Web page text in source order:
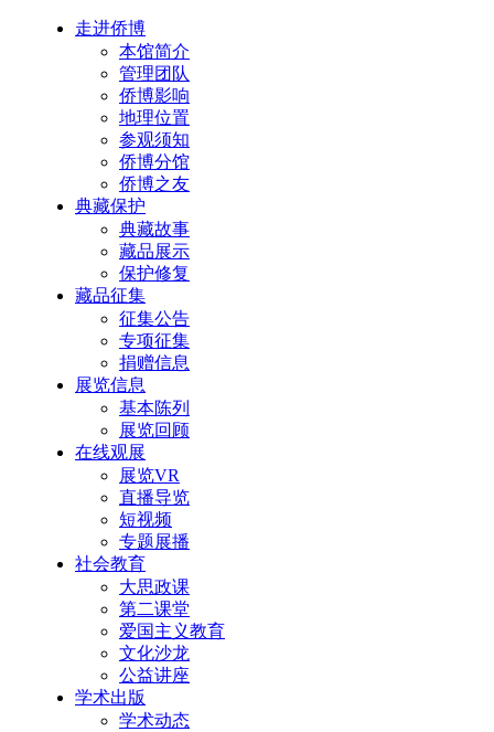
走进侨博
本馆简介
管理团队
侨博影响
地理位置
参观须知
侨博分馆
侨博之友
典藏保护
典藏故事
藏品展示
保护修复
藏品征集
征集公告
专项征集
捐赠信息
展览信息
基本陈列
展览回顾
在线观展
展览VR
直播导览
短视频
专题展播
社会教育
大思政课
第二课堂
爱国主义教育
文化沙龙
公益讲座
学术出版
学术动态